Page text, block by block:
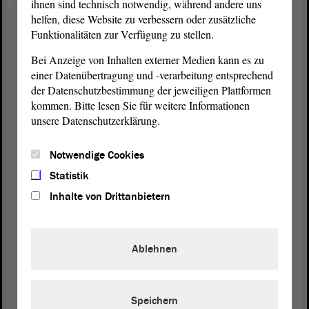
(Zustimmung bei der Linken - Zuruf von Oliver
Kirchner, AfD)
Jetzt kommen wir zu der 5-%-Geschichte. Ich will
hier kurz den Faktencheck darlegen. Ich habe
gesagt, die erste Politikerin in der Bundesrepublik
Deutschland, die davon ausgegangen ist, dass man
5 % für Militärausgaben leisten muss, war Frau
vorlesen, Herr Scharfenort - ich weiß nicht, wo er
ist, er guckt wahrscheinlich selber nach. Alice
Weidel sagte bei „Berlin direkt“ am 12. Januar
erst den Bedarf ausrechnen und dann können wir
ihnen sind technisch notwendig, während andere uns
helfen, diese Website zu verbessern oder zusätzliche
Funktionalitäten zur Verfügung zu stellen.
Bei Anzeige von Inhalten externer Medien kann es zu
einer Datenübertragung und -verarbeitung entsprechend
der Datenschutzbestimmung der jeweiligen Plattformen
kommen. Bitte lesen Sie für weitere Informationen
unsere Datenschutzerklärung.
Notwendige Cookies
Statistik
Inhalte von Drittanbietern
Ablehnen
Speichern